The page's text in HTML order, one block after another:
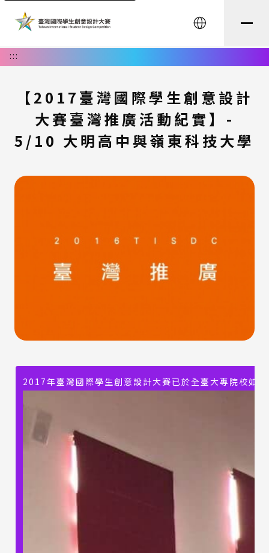
English
:::
【2017臺灣國際學生創意設計
大賽臺灣推廣活動紀實】-
5/10 大明高中與嶺東科技大學
2017年臺灣國際學生創意設計大賽已於全臺大專院校如